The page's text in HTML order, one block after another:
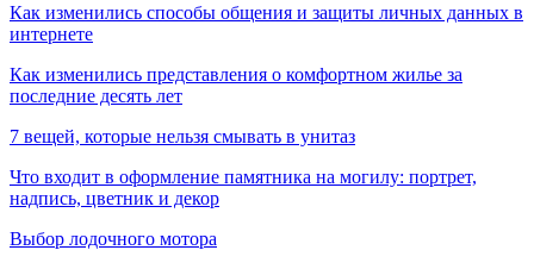
Как изменились способы общения и защиты личных данных в
интернете
Как изменились представления о комфортном жилье за
последние десять лет
7 вещей, которые нельзя смывать в унитаз
Что входит в оформление памятника на могилу: портрет,
надпись, цветник и декор
Выбор лодочного мотора